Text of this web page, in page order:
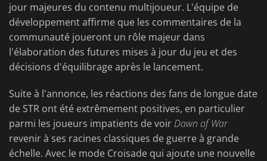
jour majeures du contenu multijoueur. L'équipe de
développement affirme que les commentaires de la
communauté joueront un rôle majeur dans
l'élaboration des futures mises à jour du jeu et des
décisions d'équilibrage après le lancement.
Suite à l'annonce, les réactions des fans de longue date
de STR ont été extrêmement positives, en particulier
parmi les joueurs impatients de voirDawn of War
revenir à ses racines classiques de guerre à grande
échelle. Avec le mode Croisade qui ajoute une nouvelle